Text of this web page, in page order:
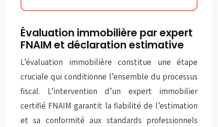
Évaluation immobilière par expert
FNAIM et déclaration estimative
L’évaluation immobilière constitue une étape
cruciale qui conditionne l’ensemble du processus
fiscal. L’intervention d’un expert immobilier
certifié FNAIM garantit la fiabilité de l’estimation
et sa conformité aux standards professionnels